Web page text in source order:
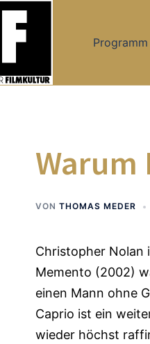
Warum
VON THOMAS MEDER
Christopher Nolan
Memento (2002)
einen Mann ohne
Caprio ist ein
wieder höchst